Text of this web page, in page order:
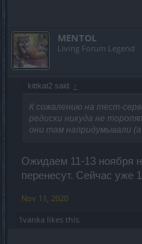
MENTOL
Living Forum Legend
kittkat2 said: ↑
К сожалению на тест-
редиски никуда не
они там напридумывали
Ожидаем 11-13 ноября
перенесут. Сейчас уже
Nov 11, 2020
1vanka likes this.